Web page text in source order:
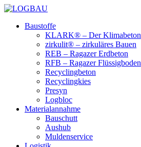
Baustoffe
KLARK® – Der Klimabeton
zirkulit® – zirkuläres Bauen
REB – Ragazer Erdbeton
RFB – Ragazer Flüssigboden
Recyclingbeton
Recyclingkies
Presyn
Logbloc
Materialannahme
Bauschutt
Aushub
Muldenservice